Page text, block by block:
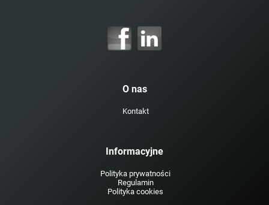
O nas
Kontakt
Informacyjne
Polityka prywatności
Regulamin
Polityka cookies